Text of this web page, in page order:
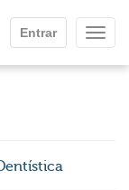
Entrar